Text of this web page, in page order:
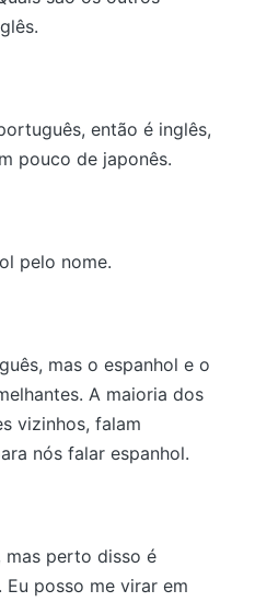
então é inglês,
pouco de japonês.
pelo nome.
mas o espanhol e o
A maioria dos
vizinhos, falam
nós falar espanhol.
mas perto disso é
posso me virar em